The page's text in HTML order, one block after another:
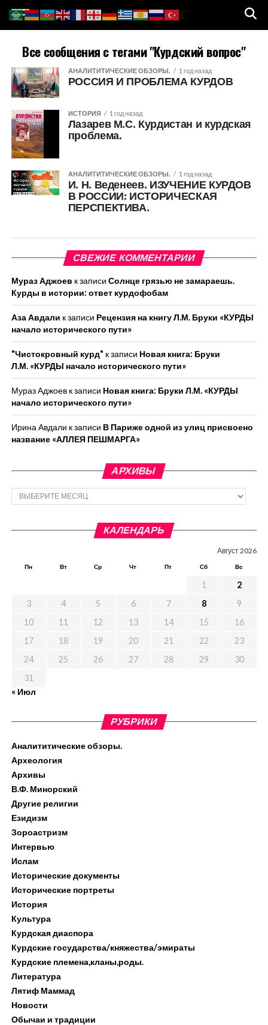
Все сообщения с тегами "Курдский вопрос"
АНАЛИТИТИЧЕСКИЕ ОБЗОРЫ. 1 год назад
РОССИЯ И ПРОБЛЕМА КУРДОВ
ИСТОРИЯ 1 год назад
Лазарев М.С. Курдистан и курдская
проблема.
АНАЛИТИТИЧЕСКИЕ ОБЗОРЫ. 1 год назад
И. Н. Веденеев. ИЗУЧЕНИЕ КУРДОВ
В РОССИИ: ИСТОРИЧЕСКАЯ
ПЕРСПЕКТИВА.
СВЕЖИЕ КОММЕНТАРИИ
Мураз Аджоев к записи Солнце грязью не замараешь.
Курды в истории: ответ курдофобам
Аза Авдали к записи Рецензия на книгу Л.М. Бруки «КУРДЫ
начало исторического пути»
"Чистокровный курд" к записи Новая книга: Бруки
Л.М. «КУРДЫ начало исторического пути»
Мураз Аджоевк записи Новая книга: Бруки Л.М. «КУРДЫ
начало исторического пути»
Ирина Авдали к записи В Париже одной из улиц присвоено
название «АЛЛЕЯ ПЕШМАРГА»
АРХИВЫ
Архивы
КАЛЕНДАРЬ
Август 2026
Пн Вт Ср Чт Пт Сб Вс
1
2
3
4 5 6 7 8
9
10
11 12 13 14 15
16
17
18 19 20 21 22
23
24
25 26 27 28 29
30
31
« Июл
РУБРИКИ
Аналититические обзоры.
Археология
Архивы
В.Ф. Минорский
Другие религии
Езидизм
Зороастризм
Интервью
Ислам
Исторические документы
Исторические портреты
История
Культура
Курдская диаспора
Курдские государства/княжества/эмираты
Курдские племена,кланы,роды.
Литература
Лятиф Маммад
Новости
Обычаи и традиции